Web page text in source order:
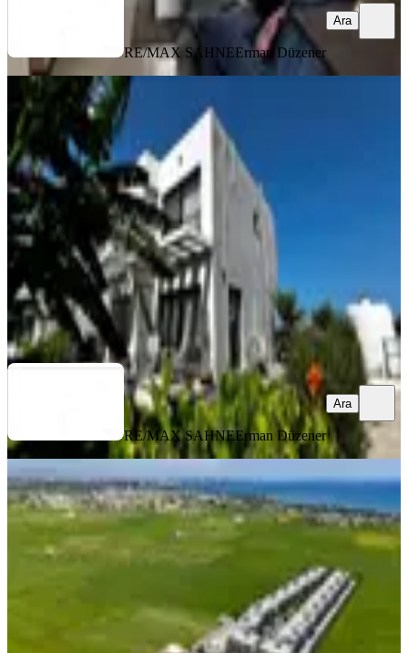
RE/MAX SAHNEErman Düzener
Ara
EŞYALI
Satılık Lüks 3+1 Villa | İskelenin En
İyi Lokasyonunda | Full E
İskele, Merkez Mahallesi
3+1·150 m²·Düz Giriş (Zemin)
23.100.000 ₺
RE/MAX SAHNE Erman Düzener
Ara
RE/MAX SAHNEErman Düzener
Ara
D-poınt Kıbrıs: Geleceğin Yaşam Ve
Yatırım Merkezi
İskele, Merkez Mahallesi
02.08.2026